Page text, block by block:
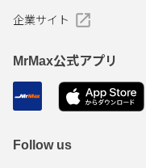
企業サイト
MrMax公式アプリ
Follow us